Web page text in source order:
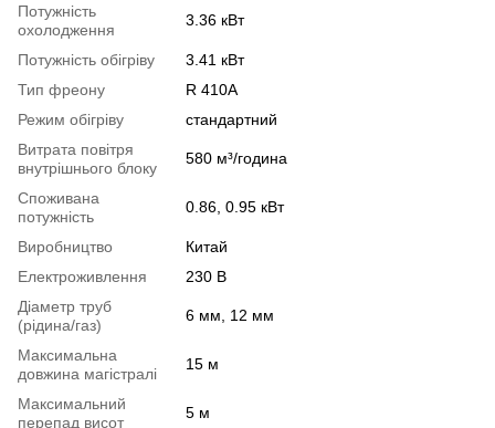
Потужність
охолодження
3.36 кВт
Потужність обігріву
3.41 кВт
Тип фреону
R 410A
Режим обігріву
стандартний
Витрата повітря
внутрішнього блоку
580 м³/година
Споживана
потужність
0.86, 0.95 кВт
Виробництво
Китай
Електроживлення
230 В
Діаметр труб
(рідина/газ)
6 мм, 12 мм
Максимальна
довжина магістралі
15 м
Максимальний
перепад висот
5 м